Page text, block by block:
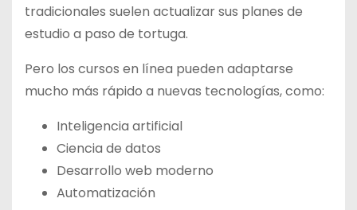
tradicionales suelen actualizar sus planes de
estudio a paso de tortuga.
Pero los cursos en línea pueden adaptarse
mucho más rápido a nuevas tecnologías, como:
Inteligencia artificial
Ciencia de datos
Desarrollo web moderno
Automatización